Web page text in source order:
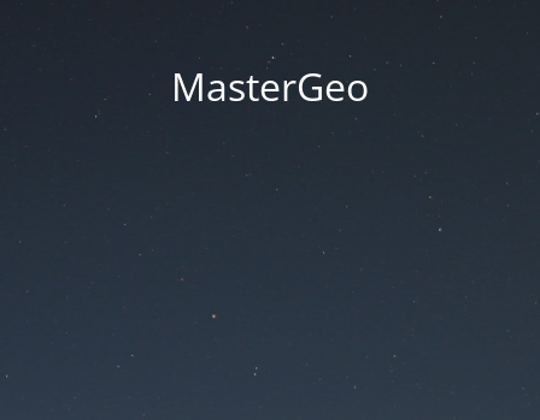
MasterGeo